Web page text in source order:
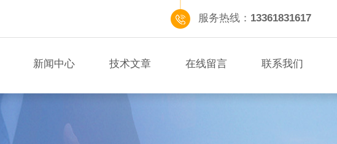
服务热线： 13361831617
新闻中心 技术文章 在线留言 联系我们